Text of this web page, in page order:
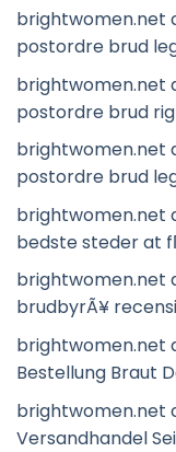
brightwomen.net
postordre brud
brightwomen.net
postordre brud
brightwomen.net
postordre brud
brightwomen.net
bedste steder at
brightwomen.net
brudbyrÃ¥
brightwomen.net
Bestellung Braut
brightwomen.net
Versandhandel